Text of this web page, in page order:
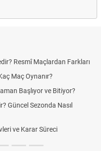
Resmî Maçlardan Farkları
Maç Oynanır?
Başlıyor ve Bitiyor?
Güncel Sezonda Nasıl
ve Karar Süreci